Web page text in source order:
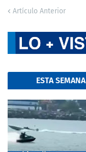
Artículo Anterior
ESTA SEMANA